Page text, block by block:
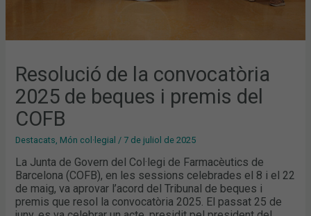
Resolució de la convocatòria
2025 de beques i premis del
COFB
Destacats, Món col·legial / 7 de juliol de 2025
La Junta de Govern del Col·legi de Farmacèutics de
Barcelona (COFB), en les sessions celebrades el 8 i el 22
de maig, va aprovar l’acord del Tribunal de beques i
premis que resol la convocatòria 2025. El passat 25 de